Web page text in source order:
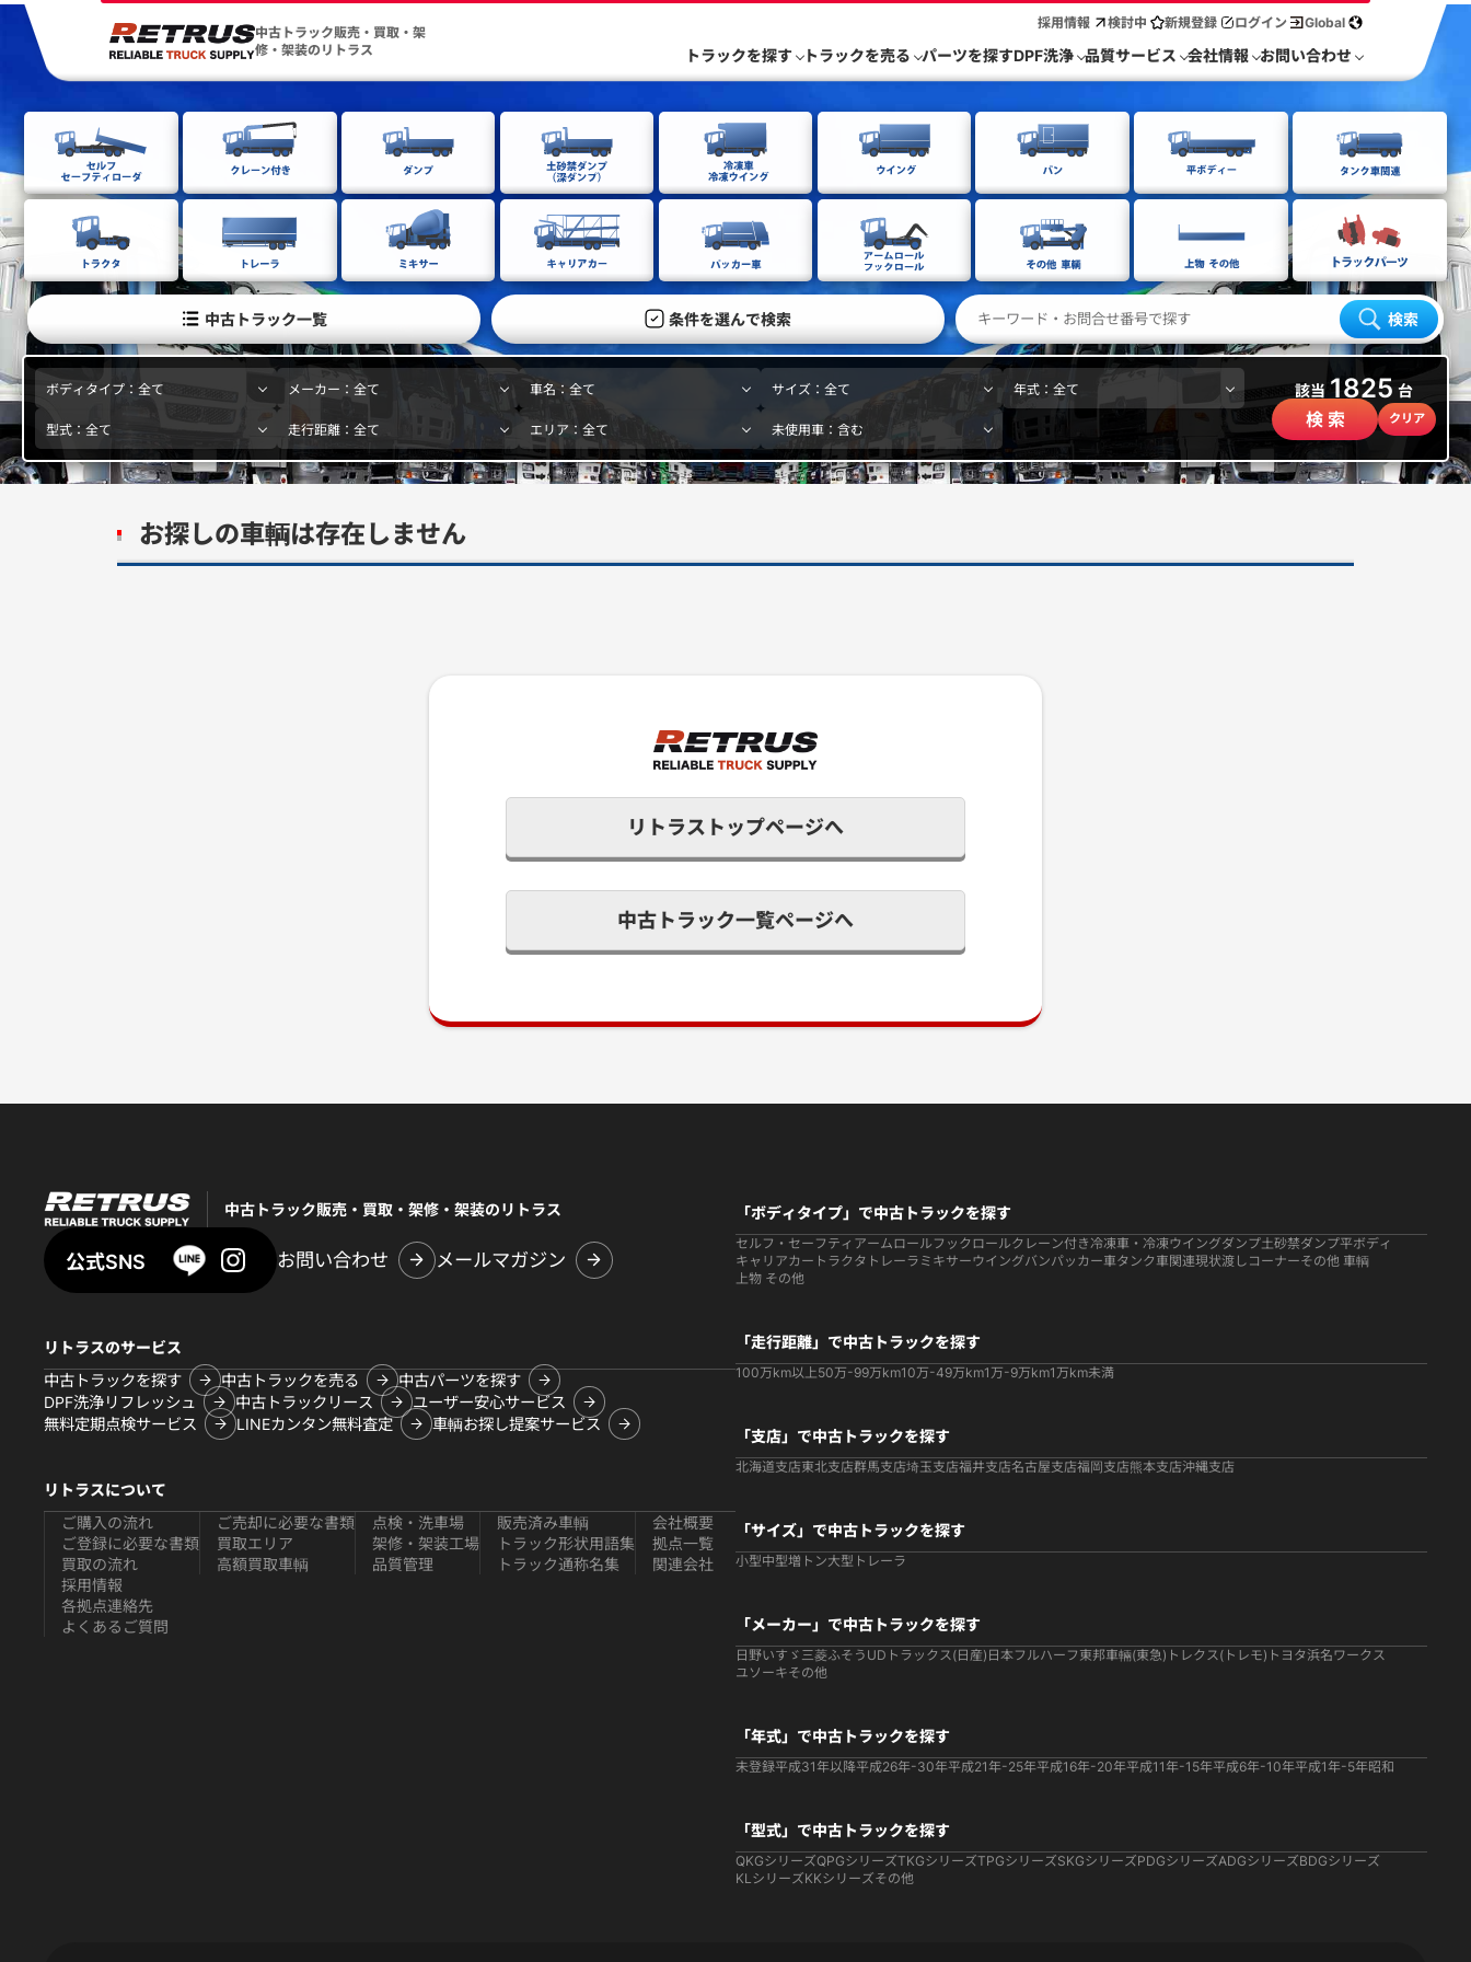
中古トラック販売・買取・架
修・架装のリトラス
採用情報 検討中 新規登録 ログイン Global
トラックを探す トラックを売る パーツを探すDPF洗浄 品質サービス 会社情報 お問い合わせ
中古トラック一覧 条件を選んで検索 検索
該当 1825 台
検 索 クリア
お探しの車輌は存在しません
リトラストップページへ
中古トラック一覧ページへ
中古トラック販売・買取・架修・架装のリトラス
公式SNS お問い合わせ メールマガジン
リトラスのサービス
中古トラックを探す
中古トラックを売る
中古パーツを探す
DPF洗浄リフレッシュ
中古トラックリース
ユーザー安心サービス
無料定期点検サービス
LINEカンタン無料査定 車輌お探し提案サービス
リトラスについて
ご購入の流れ
ご登録に必要な書類
買取の流れ
ご売却に必要な書類
買取エリア
高額買取車輌
点検・洗車場
架修・架装工場
品質管理
販売済み車輌
トラック形状用語集
トラック通称名集
会社概要
拠点一覧
関連会社
採用情報
各拠点連絡先
よくあるご質問
「ボディタイプ」で中古トラックを探す
セルフ・セーフティ アームロールフックロールクレーン付き 冷凍車・冷凍ウイングダンプ土砂禁ダンプ平ボディ
キャリアカー トラクタ トレーラ ミキサーウイングバンパッカー車タンク車関連現状渡しコーナーその他 車輌
上物 その他
「走行距離」で中古トラックを探す
100万km以上50万-99万km10万-49万km1万-9万km1万km未満
「支店」で中古トラックを探す
北海道支店東北支店群馬支店埼玉支店福井支店名古屋支店福岡支店熊本支店沖縄支店
「サイズ」で中古トラックを探す
小型中型増トン大型 トレーラ
「メーカー」で中古トラックを探す
日野いすゞ 三菱ふそう UDトラックス(日産) 日本フルハーフ 東邦車輛(東急) トレクス(トレモ) トヨタ浜名ワークス
ユソーキその他
「年式」で中古トラックを探す
未登録平成31年以降平成26年-30年平成21年-25年平成16年-20年平成11年-15年平成6年-10年平成1年-5年昭和
「型式」で中古トラックを探す
QKGシリーズQPGシリーズTKGシリーズTPGシリーズSKGシリーズPDGシリーズADGシリーズBDGシリーズ
KLシリーズKKシリーズその他